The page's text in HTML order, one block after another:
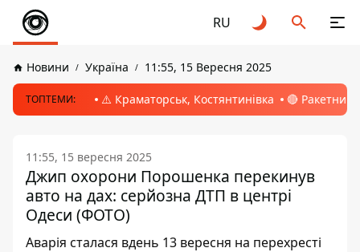
RU
Новини Україна 11:55, 15 Вересня 2025
ТОПТЕМИ: ⚠️ Краматорськ, Костянтинівка 🔴 Ракетний
11:55, 15 вересня 2025
Джип охорони Порошенка перекинув
авто на дах: серйозна ДТП в центрі
Одеси (ФОТО)
Аварія сталася вдень 13 вересня на перехресті